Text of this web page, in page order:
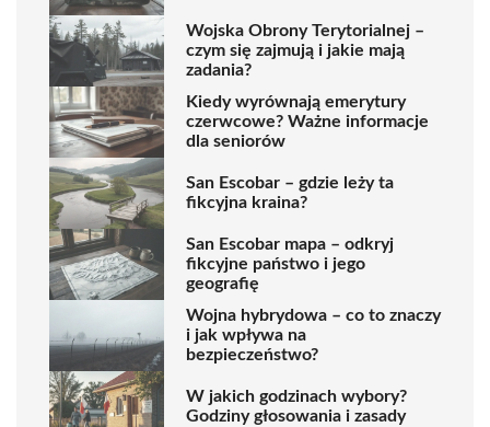
Wojska Obrony Terytorialnej –
czym się zajmują i jakie mają
zadania?
Kiedy wyrównają emerytury
czerwcowe? Ważne informacje
dla seniorów
San Escobar – gdzie leży ta
fikcyjna kraina?
San Escobar mapa – odkryj
fikcyjne państwo i jego
geografię
Wojna hybrydowa – co to znaczy
i jak wpływa na
bezpieczeństwo?
W jakich godzinach wybory?
Godziny głosowania i zasady